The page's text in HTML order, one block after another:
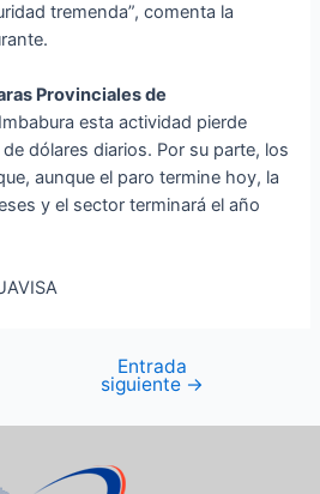
tremenda”, comenta la
Provinciales de
esta actividad pierde
dólares diarios. Por su parte, los
aunque el paro termine hoy, la
y el sector terminará el año
Entrada
siguiente →